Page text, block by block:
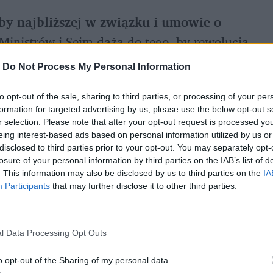
Do Not Process My Personal Information
opt-out of the sale, sharing to third parties, or processing of your
for targeted advertising by us, please use the below opt-out
selection. Please note that after your opt-out request is processed
interest-based ads based on personal information utilized by us
to third parties prior to your opt-out. You may separately
of your personal information by third parties on the IAB’s list of
This information may also be disclosed by us to third parties on the
Participants that may further disclose it to other third parties.
Data Processing Opt Outs
opt-out of the Sharing of my personal data.
najbliższej w związku i umowie o
i Sejm dążą do tego, by rewolucja
2027 roku. Skorzysta na tym blisko
przywileje podatkowe
w Urzędzie Stanu Cywilnego
zabiegali od lat. Nowe prawo zapewni
prawo do odwiedzin w szpitalu). Główne